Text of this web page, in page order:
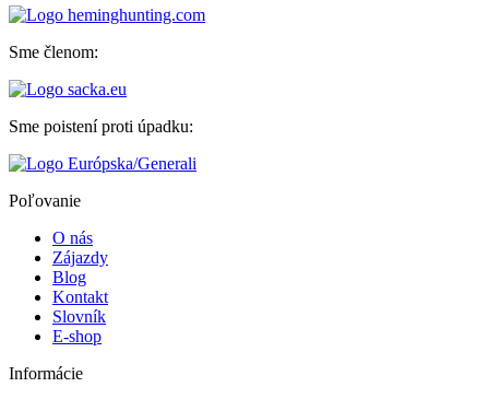
Sme členom:
Sme poistení proti úpadku:
Poľovanie
O nás
Zájazdy
Blog
Kontakt
Slovník
E-shop
Informácie